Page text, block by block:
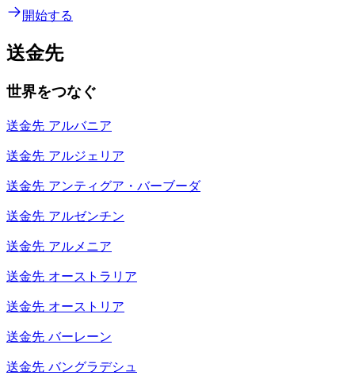
開始する
送金先
世界をつなぐ
送金先 アルバニア
送金先 アルジェリア
送金先 アンティグア・バーブーダ
送金先 アルゼンチン
送金先 アルメニア
送金先 オーストラリア
送金先 オーストリア
送金先 バーレーン
送金先 バングラデシュ